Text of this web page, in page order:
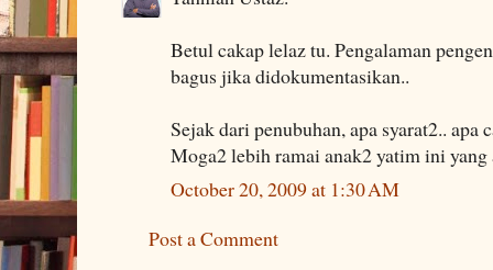
Betul cakap lelaz tu. Pengalaman
bagus jika didokumentasikan..
Sejak dari penubuhan, apa syarat2.. apa
Moga2 lebih ramai anak2 yatim ini
October 20, 2009 at 1:30 AM
Post a Comment